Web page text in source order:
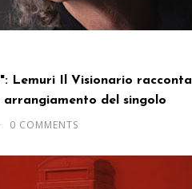
Lemuri Il Visionario racconta
arrangiamento del singolo
0 COMMENTS